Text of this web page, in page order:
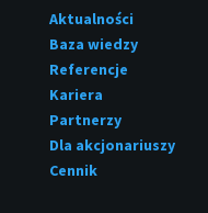
Aktualności
Baza wiedzy
Referencje
Kariera
Partnerzy
Dla akcjonariuszy
Cennik